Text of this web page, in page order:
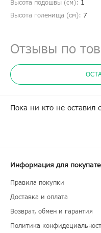
Высота подошвы (см): 1
Высота голенища (cм): 7
Отзывы по
Пока ни кто не оставил
Информация для
Правила покупки
Доставка и оплата
Возврат, обмен и гарантия
Политика